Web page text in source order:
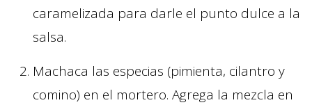
caramelizada para darle el punto dulce a la
salsa.
Machaca las especias (pimienta, cilantro y
comino) en el mortero. Agrega la mezcla en